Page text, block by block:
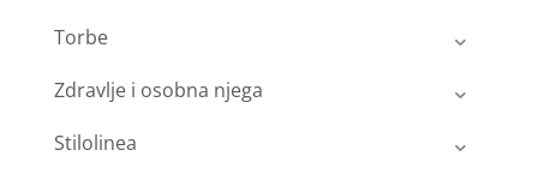
Torbe
Zdravlje i osobna njega
Stilolinea